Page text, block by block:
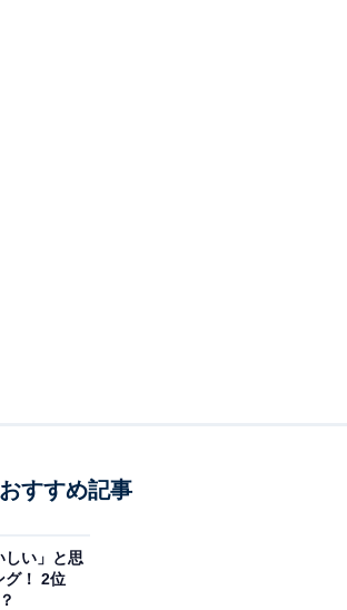
うです。
好き」（埼玉県／50代女性）、「喜多
美味しい醤油ラーメンが多い地域だか
すすめ記事
しい」と思
グ！ 2位